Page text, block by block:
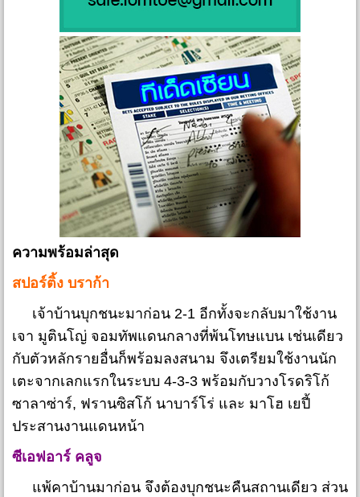
ความพร้อมล่าสุด
สปอร์ติ้ง บราก้า
เจ้าบ้านบุกชนะมาก่อน 2-1 อีกทั้งจะกลับมาใช้งาน
เจา มูตินโญ่ จอมทัพแดนกลางที่พ้นโทษแบน เช่นเดียว
กับตัวหลักรายอื่นก็พร้อมลงสนาม จึงเตรียมใช้งานนัก
เตะจากเลกแรกในระบบ 4-3-3 พร้อมกับวางโรดริโก้
ซาลาซ่าร์, ฟรานซิสโก้ นาบาร์โร่ และ มาโฮ เยปี้
ประสานงานแดนหน้า
ซีเอฟอาร์ คลูจ
แพ้คาบ้านมาก่อน จึงต้องบุกชนะคืนสถานเดียว ส่วน